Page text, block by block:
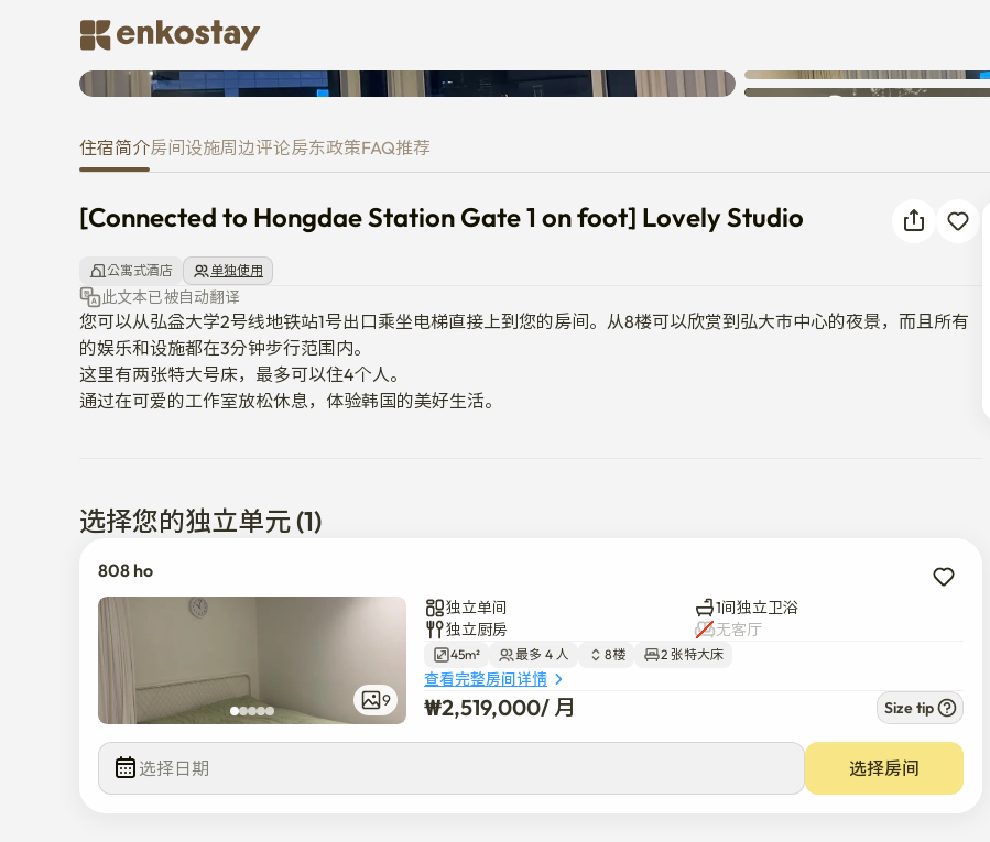
[Connected to Hongdae Station Gate 1 on foot] Lovely Studio
住宿简介房间设施周边评论房东政策FAQ推荐
[Connected to Hongdae Station Gate 1 on foot] Lovely Studio
公寓式酒店 单独使用
此文本已被自动翻译
您可以从弘益大学2号线地铁站1号出口乘坐电梯直接上到您的房间。从8楼可以欣赏到弘大市中心的夜景，而且所有
的娱乐和设施都在3分钟步行范围内。
这里有两张特大号床，最多可以住4个人。
通过在可爱的工作室放松休息，体验韩国的美好生活。
选择您的独立单元 (1)
808 ho
9
独立单间
1间独立卫浴
独立厨房
无客厅
45m² 最多 4 人 8楼 2 张特大床
查看完整房间详情
₩2,519,000/ 月 Size tip
选择日期 选择房间